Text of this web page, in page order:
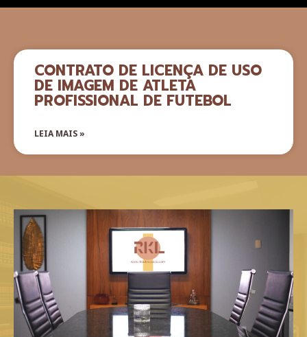
CONTRATO DE LICENÇA DE USO
DE IMAGEM DE ATLETA
PROFISSIONAL DE FUTEBOL
LEIA MAIS »